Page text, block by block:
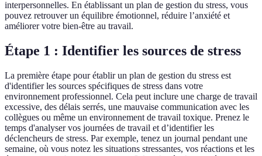
interpersonnelles. En établissant un plan de gestion du stress, vous
pouvez retrouver un équilibre émotionnel, réduire l’anxiété et
améliorer votre bien-être au travail.
Étape 1 : Identifier les sources de stress
La première étape pour établir un plan de gestion du stress est
d'identifier les sources spécifiques de stress dans votre
environnement professionnel. Cela peut inclure une charge de travail
excessive, des délais serrés, une mauvaise communication avec les
collègues ou même un environnement de travail toxique. Prenez le
temps d'analyser vos journées de travail et d’identifier les
déclencheurs de stress. Par exemple, tenez un journal pendant une
semaine, où vous notez les situations stressantes, vos réactions et les